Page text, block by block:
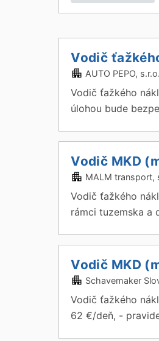
Vodič
AUTO PEPO, s.r.o.
Vodič ťažkého
úlohou bude
Vodič MKD
MALM transport,
Vodič ťažkého
rámci tuzemska a
Vodič MKD
Schavemaker
Vodič ťažkého
62 €/deň, -